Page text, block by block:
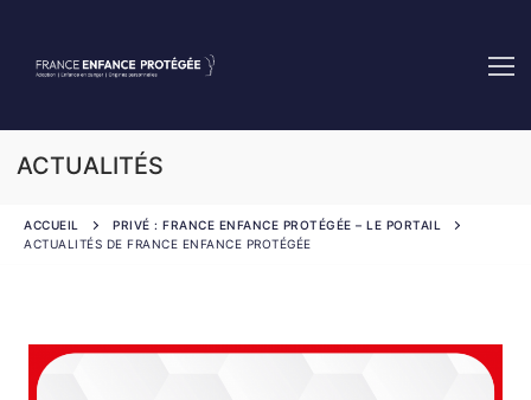
ACTUALITÉS
ACCUEIL
PRIVÉ : FRANCE ENFANCE PROTÉGÉE – LE PORTAIL
ACTUALITÉS DE FRANCE ENFANCE PROTÉGÉE